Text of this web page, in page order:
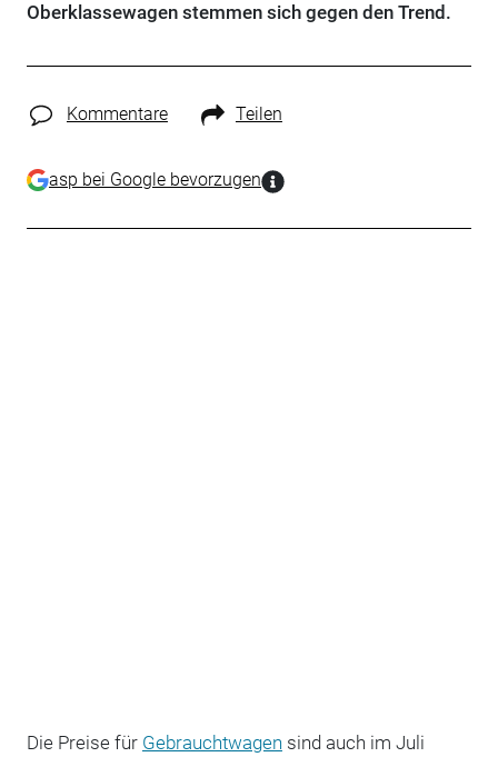
Oberklassewagen stemmen sich gegen den Trend.
Kommentare Teilen
asp bei Google bevorzugen
Die Preise für Gebrauchtwagen sind auch im Juli